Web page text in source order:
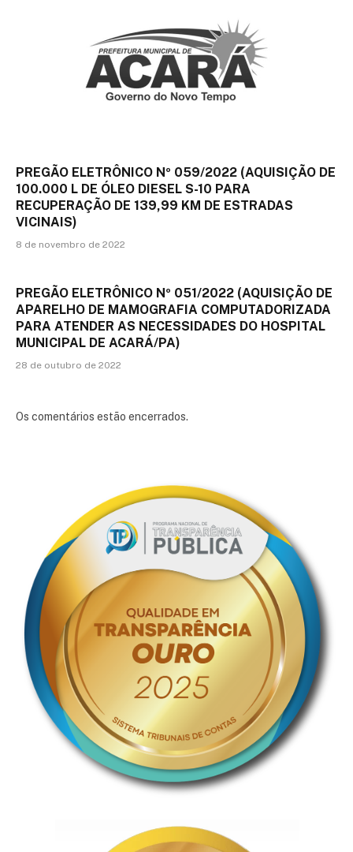
PREGÃO ELETRÔNICO Nº 059/2022 (AQUISIÇÃO DE
100.000 L DE ÓLEO DIESEL S-10 PARA
RECUPERAÇÃO DE 139,99 KM DE ESTRADAS
VICINAIS)
8 de novembro de 2022
PREGÃO ELETRÔNICO Nº 051/2022 (AQUISIÇÃO DE
APARELHO DE MAMOGRAFIA COMPUTADORIZADA
PARA ATENDER AS NECESSIDADES DO HOSPITAL
MUNICIPAL DE ACARÁ/PA)
28 de outubro de 2022
Os comentários estão encerrados.